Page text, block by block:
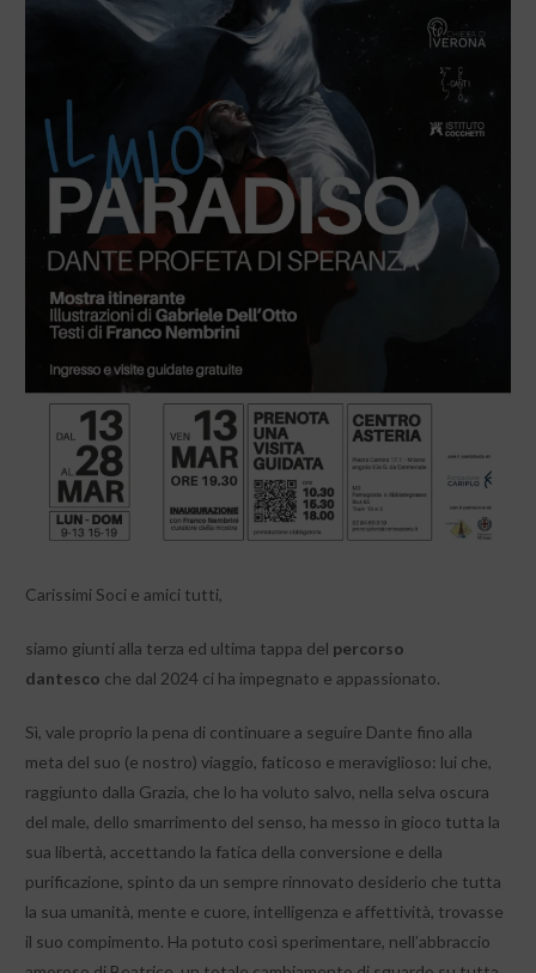
Carissimi Soci e amici tutti,
siamo giunti alla terza ed ultima tappa del percorso
dantesco che dal 2024 ci ha impegnato e appassionato.
Sì, vale proprio la pena di continuare a seguire Dante fino alla
meta del suo (e nostro) viaggio, faticoso e meraviglioso: lui che,
raggiunto dalla Grazia, che lo ha voluto salvo, nella selva oscura
del male, dello smarrimento del senso, ha messo in gioco tutta la
sua libertà, accettando la fatica della conversione e della
purificazione, spinto da un sempre rinnovato desiderio che tutta
la sua umanità, mente e cuore, intelligenza e affettività, trovasse
il suo compimento. Ha potuto così sperimentare, nell’abbraccio